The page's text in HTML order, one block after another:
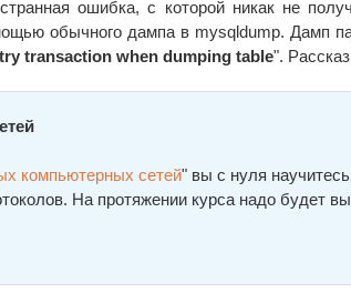
ошибка, с которой никак не
обычного дампа в mysqldump. Дамп
transaction when dumping table".
компьютерных сетей" вы с нуля
На протяжении курса надо будет